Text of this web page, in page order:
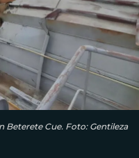
Beterete Cue. Foto: Gentileza